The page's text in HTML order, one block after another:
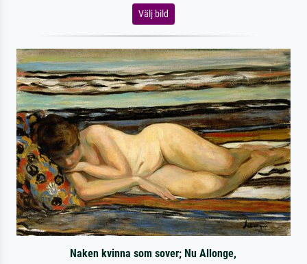
Välj bild
Naken kvinna som sover; Nu Allonge,